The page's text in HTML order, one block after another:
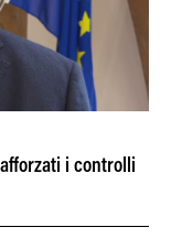
i controlli